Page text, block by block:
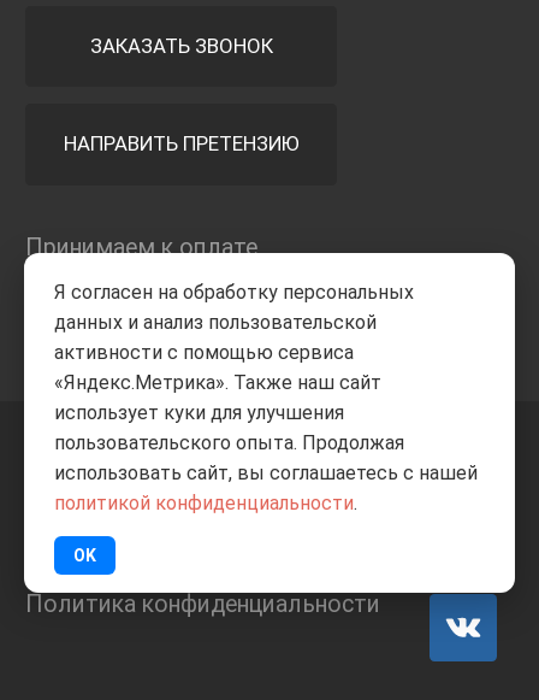
ЗАКАЗАТЬ ЗВОНОК
НАПРАВИТЬ ПРЕТЕНЗИЮ
Принимаем к оплате
+7 8332205-805 ВВЕРХ
ИП Баранов А.С. 2026
Политика конфиденциальности
Я согласен на обработку персональных
данных и анализ пользовательской
активности с помощью сервиса
«Яндекс.Метрика». Также наш сайт
использует куки для улучшения
пользовательского опыта. Продолжая
использовать сайт, вы соглашаетесь с нашей
политикой конфиденциальности.
OK